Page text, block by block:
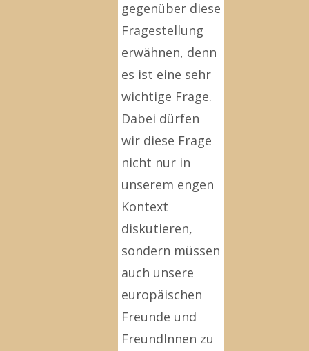
gegenüber diese
Fragestellung
erwähnen, denn
es ist eine sehr
wichtige Frage.
Dabei dürfen
wir diese Frage
nicht nur in
unserem engen
Kontext
diskutieren,
sondern müssen
auch unsere
europäischen
Freunde und
FreundInnen zu